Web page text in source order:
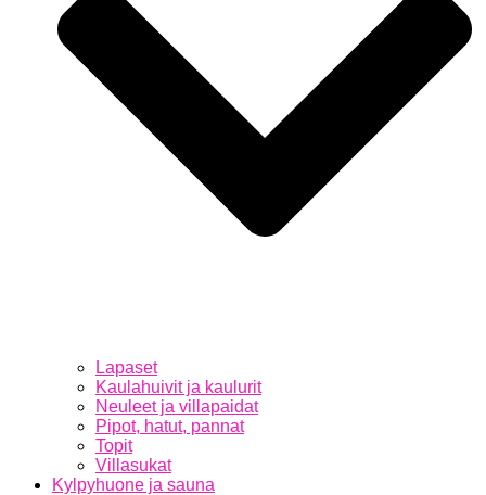
Lapaset
Kaulahuivit ja kaulurit
Neuleet ja villapaidat
Pipot, hatut, pannat
Topit
Villasukat
Kylpyhuone ja sauna